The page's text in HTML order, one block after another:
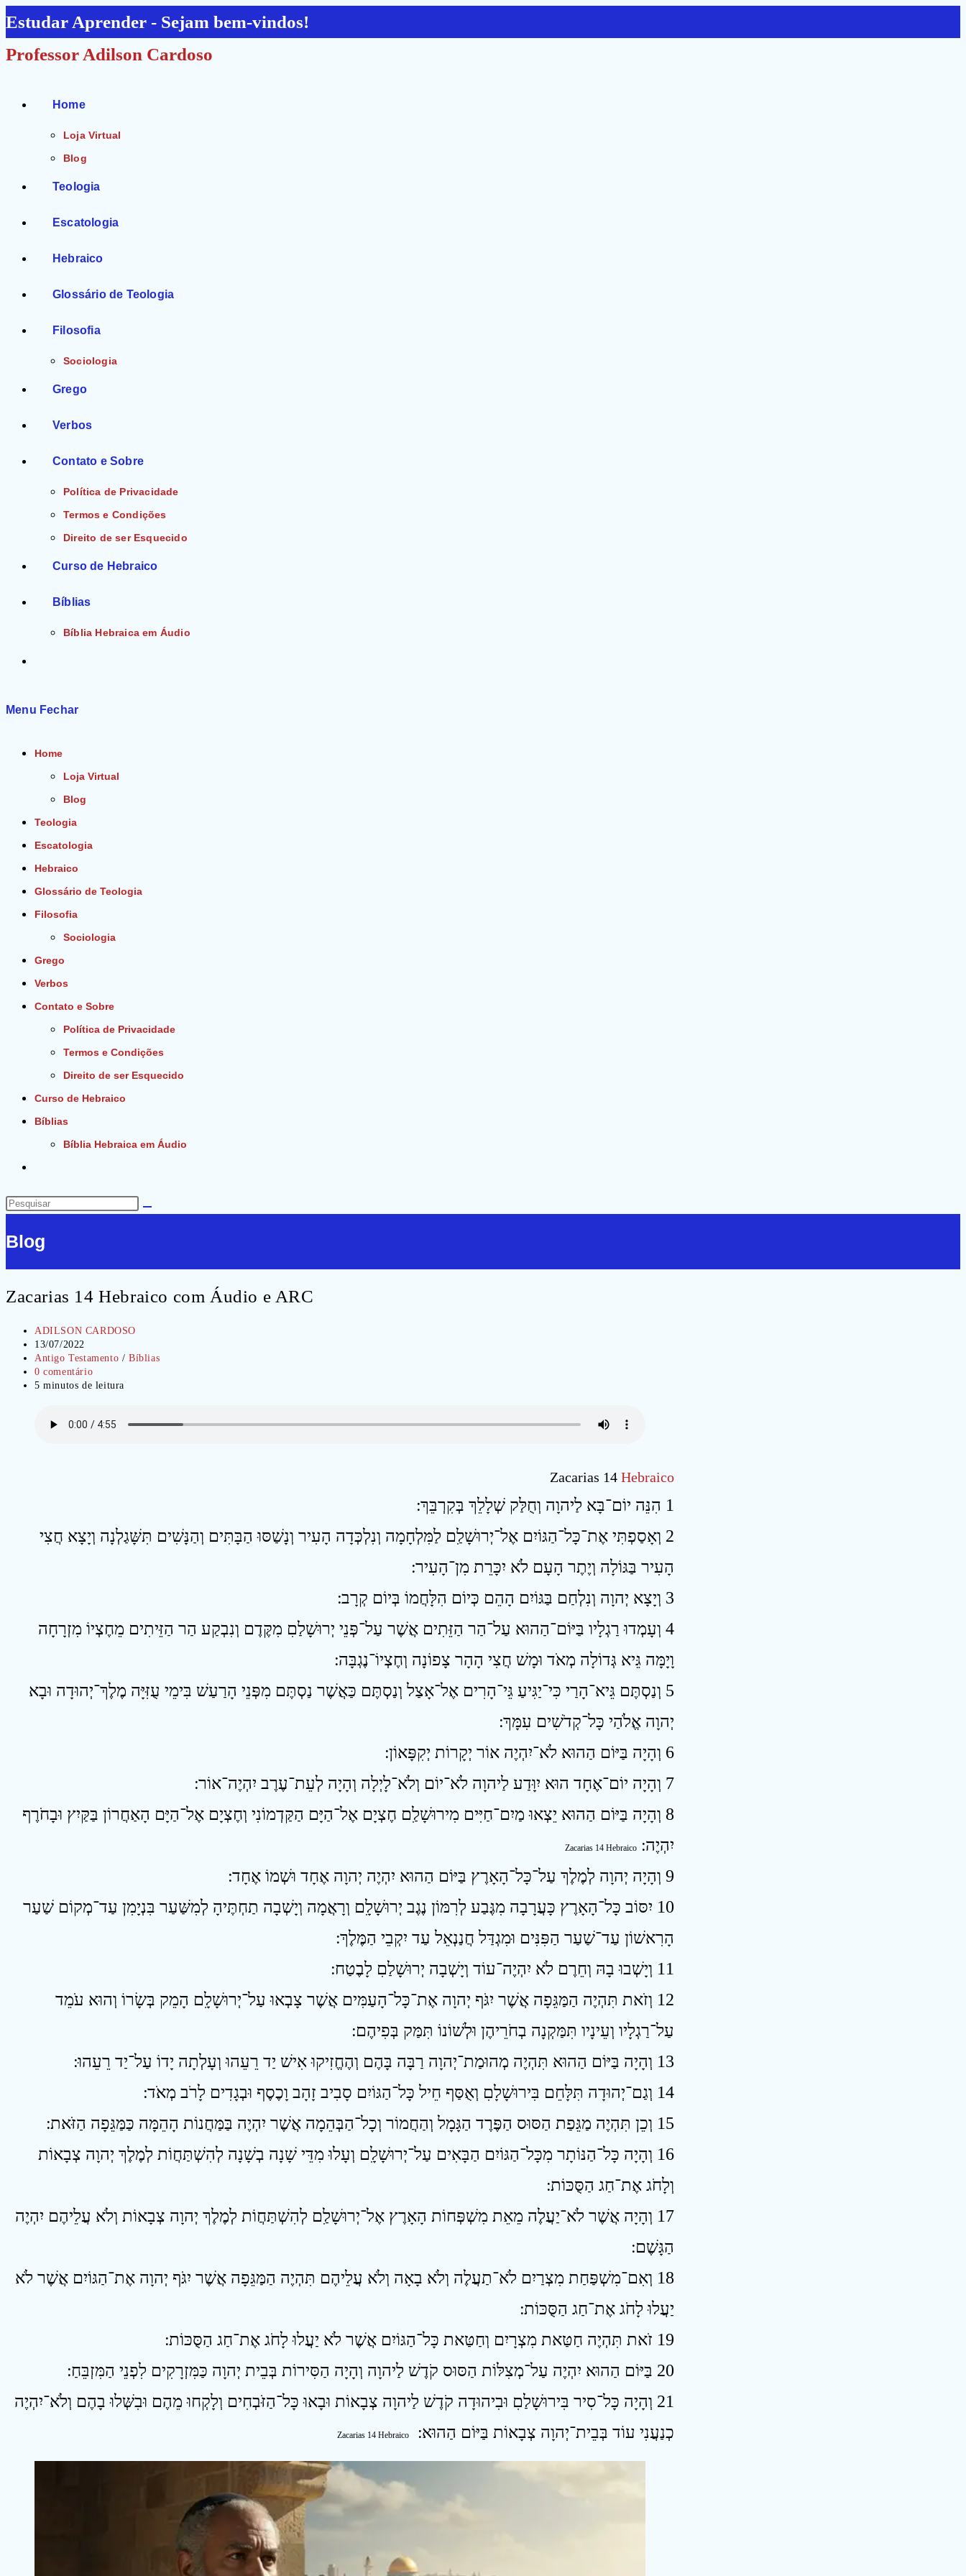
Ir
para
o
Estudar Aprender - Sejam bem-vindos!
Professor Adilson Cardoso
Home
Loja Virtual
Blog
Teologia
Escatologia
Hebraico
Glossário de Teologia
Filosofia
Sociologia
Grego
Verbos
Contato e Sobre
Política de Privacidade
Termos e Condições
Direito de ser Esquecido
Curso de Hebraico
Bíblias
Bíblia Hebraica em Áudio
Menu Fechar
Home
Loja Virtual
Blog
Teologia
Escatologia
Hebraico
Glossário de Teologia
Filosofia
Sociologia
Grego
Verbos
Contato e Sobre
Política de Privacidade
Termos e Condições
Direito de ser Esquecido
Curso de Hebraico
Bíblias
Bíblia Hebraica em Áudio
do
site
Pesquisar
site
Blog
Zacarias 14 Hebraico com Áudio e ARC
Autor
do
post:
ADILSON CARDOSO
Post
publicado:
13/07/2022
Categoria
do
post:
Antigo Testamento / Bíblias
Comentários
do
0 comentário
Tempo
5 minutos de leitura
Zacarias 14 Hebraico
1 הִנֵּה יוֹם־בָּא לַיהוָה וְחֻלַּק שְׁלָלֵךְ בְּקִרְבֵּךְ ׃
2 וְאָסַפְתִּי אֶת־כָּל־הַגּוֹיִם אֶל־יְרוּשָׁלִַם לַמִּלְחָמָה וְנִלְכְּדָה הָעִיר וְנָשַׁסּוּ הַבָּתִּים וְהַנָּשִׁים תִּשָּׁגַלְנָה וְיָצָא חֲצִי
הָעִיר בַּגּוֹלָה וְיֶתֶר הָעָם לֹא יִכָּרֵת מִן־הָעִיר ׃
3 וְיָצָא יְהוָה וְנִלְחַם בַּגּוֹיִם הָהֵם כְּיוֹם הִלָּחֲמוֹ בְּיוֹם קְרָב ׃
4 וְעָמְדוּ רַגְלָיו בַּיּוֹם־הַהוּא עַל־הַר הַזֵּתִים אֲשֶׁר עַל־פְּנֵי יְרוּשָׁלַםִ מִקֶּדֶם וְנִבְקַע הַר הַזֵּיתִים מֵחֶצְיוֹ מִזְרָחָה
וָיָמָּה גֵּיא גְּדוֹלָה מְאֹד וּמָשׁ חֲצִי הָהָר צָפוֹנָה וְחֶצְיוֹ־נֶגְבָּה ׃
5 וְנַסְתֶּם גֵּיא־הָרַי כִּי־יַגִּיעַ גֵּי־הָרִים אֶל־אָצַל וְנַסְתֶּם כַּאֲשֶׁר נַסְתֶּם מִפְּנֵי הָרַעַשׁ בִּימֵי עֻזִּיָּה מֶלֶךְ־יְהוּדָה וּבָא
יְהוָה אֱלֹהַי כָּל־קְדֹשִׁים עִמָּךְ ׃
6 וְהָיָה בַּיּוֹם הַהוּא לֹא־יִהְיֶה אוֹר יְקָרוֹת יְקִפָּאוֹן ׃
7 וְהָיָה יוֹם־אֶחָד הוּא יִוָּדַע לַיהוָה לֹא־יוֹם וְלֹא־לָיְלָה וְהָיָה לְעֵת־עֶרֶב יִהְיֶה־אוֹר ׃
8 וְהָיָה בַּיּוֹם הַהוּא יֵצְאוּ מַיִם־חַיִּים מִירוּשָׁלִַם חֶצְיָם אֶל־הַיָּם הַקַּדְמוֹנִי וְחֶצְיָם אֶל־הַיָּם הָאַחֲרוֹן בַּקַּיִץ וּבָחֹרֶף
יִהְיֶה ׃Zacarias 14 Hebraico
9 וְהָיָה יְהוָה לְמֶלֶךְ עַל־כָּל־הָאָרֶץ בַּיּוֹם הַהוּא יִהְיֶה יְהוָה אֶחָד וּשְׁמוֹ אֶחָד ׃
10 יִסּוֹב כָּל־הָאָרֶץ כָּעֲרָבָה מִגֶּבַע לְרִמּוֹן נֶגֶב יְרוּשָׁלִָם וְרָאֲמָה וְיָשְׁבָה תַחְתֶּיהָ לְמִשַּׁעַר בִּנְיָמִן עַד־מְקוֹם שַׁעַר
הָרִאשׁוֹן עַד־שַׁעַר הַפִּנִּים וּמִגְדַּל חֲנַנְאֵל עַד יִקְבֵי הַמֶּלֶךְ ׃
11 וְיָשְׁבוּ בָהּ וְחֵרֶם לֹא יִהְיֶה־עוֹד וְיָשְׁבָה יְרוּשָׁלַםִ לָבֶטַח ׃
12 וְזֹאת תִּהְיֶה הַמַּגֵּפָה אֲשֶׁר יִגֹּף יְהוָה אֶת־כָּל־הָעַמִּים אֲשֶׁר צָבְאוּ עַל־יְרוּשָׁלִָם הָמֵק בְּשָׂרוֹ וְהוּא עֹמֵד
עַל־רַגְלָיו וְעֵינָיו תִּמַּקְנָה בְחֹרֵיהֶן וּלְשׁוֹנוֹ תִּמַּק בְּפִיהֶם ׃
13 וְהָיָה בַּיּוֹם הַהוּא תִּהְיֶה מְהוּמַת־יְהוָה רַבָּה בָּהֶם וְהֶחֱזִיקוּ אִישׁ יַד רֵעֵהוּ וְעָלְתָה יָדוֹ עַל־יַד רֵעֵהוּ ׃
14 וְגַם־יְהוּדָה תִּלָּחֵם בִּירוּשָׁלָםִ וְאֻסַּף חֵיל כָּל־הַגּוֹיִם סָבִיב זָהָב וָכֶסֶף וּבְגָדִים לָרֹב מְאֹד ׃
15 וְכֵן תִּהְיֶה מַגֵּפַת הַסּוּס הַפֶּרֶד הַגָּמָל וְהַחֲמוֹר וְכָל־הַבְּהֵמָה אֲשֶׁר יִהְיֶה בַּמַּחֲנוֹת הָהֵמָּה כַּמַּגֵּפָה הַזֹּאת ׃
16 וְהָיָה כָּל־הַנּוֹתָר מִכָּל־הַגּוֹיִם הַבָּאִים עַל־יְרוּשָׁלִָם וְעָלוּ מִדֵּי שָׁנָה בְשָׁנָה לְהִשְׁתַּחֲוֹת לְמֶלֶךְ יְהוָה צְבָאוֹת
וְלָחֹג אֶת־חַג הַסֻּכּוֹת ׃
17 וְהָיָה אֲשֶׁר לֹא־יַעֲלֶה מֵאֵת מִשְׁפְּחוֹת הָאָרֶץ אֶל־יְרוּשָׁלִַם לְהִשְׁתַּחֲוֹת לְמֶלֶךְ יְהוָה צְבָאוֹת וְלֹא עֲלֵיהֶם יִהְיֶה
הַגָּשֶׁם ׃
18 וְאִם־מִשְׁפַּחַת מִצְרַיִם לֹא־תַעֲלֶה וְלֹא בָאָה וְלֹא עֲלֵיהֶם תִּהְיֶה הַמַּגֵּפָה אֲשֶׁר יִגֹּף יְהוָה אֶת־הַגּוֹיִם אֲשֶׁר לֹא
יַעֲלוּ לָחֹג אֶת־חַג הַסֻּכּוֹת ׃
19 זֹאת תִּהְיֶה חַטַּאת מִצְרָיִם וְחַטַּאת כָּל־הַגּוֹיִם אֲשֶׁר לֹא יַעֲלוּ לָחֹג אֶת־חַג הַסֻּכּוֹת ׃
20 בַּיּוֹם הַהוּא יִהְיֶה עַל־מְצִלּוֹת הַסּוּס קֹדֶשׁ לַיהוָה וְהָיָה הַסִּירוֹת בְּבֵית יְהוָה כַּמִּזְרָקִים לִפְנֵי הַמִּזְבֵּחַ ׃
21 וְהָיָה כָּל־סִיר בִּירוּשָׁלַםִ וּבִיהוּדָה קֹדֶשׁ לַיהוָה צְבָאוֹת וּבָאוּ כָּל־הַזֹּבְחִים וְלָקְחוּ מֵהֶם וּבִשְּׁלוּ בָהֶם וְלֹא־יִהְיֶה
כְנַעֲנִי עוֹד בְּבֵית־יְהוָה צְבָאוֹת בַּיּוֹם הַהוּא ׃Zacarias 14 Hebraico